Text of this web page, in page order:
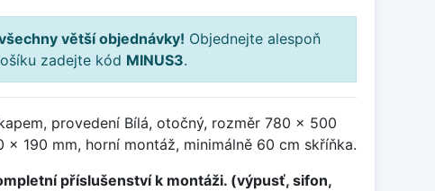
větší objednávky! Objednejte alespoň
zadejte kód MINUS3.
provedení Bílá, otočný, rozměr 780 x 500
x 190 mm, horní montáž, minimálně 60 cm skříňka.
příslušenství k montáži. (výpusť, sifon,